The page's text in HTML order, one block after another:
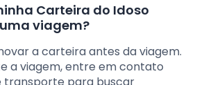
Carteira do Idoso
viagem?
a carteira antes da viagem.
a viagem, entre em contato